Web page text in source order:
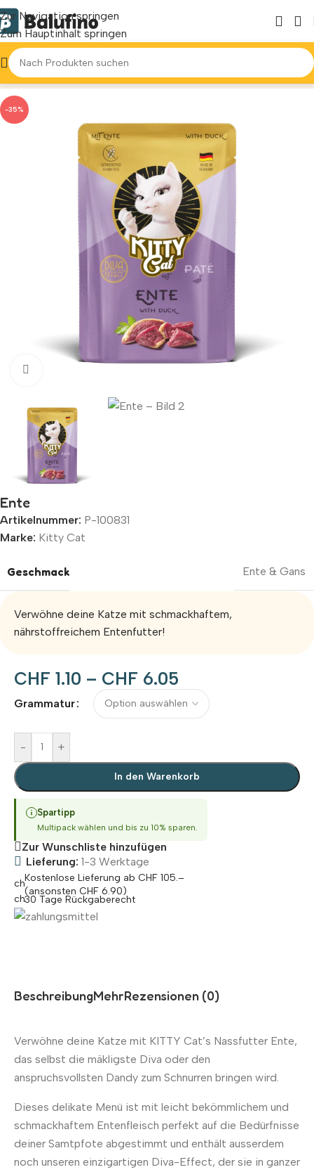
Zur Navigation springen
Zum Hauptinhalt springen
Start
-35%
Ente
Artikelnummer: P-100831
Marke: Kitty Cat
Geschmack Ente & Gans
Verwöhne deine Katze mit schmackhaftem,
nährstoffreichem Entenfutter!
CHF 1.10 – CHF 6.05
Grammatur
- +
In den Warenkorb
Alternative:
Spartipp
Multipack wählen und bis zu 10% sparen.
Zur Wunschliste hinzufügen
Lieferung: 1-3 Werktage
Kostenlose Lieferung ab CHF 105.–
(ansonsten CHF 6.90)
30 Tage Rückgaberecht
BeschreibungMehrRezensionen (0)
Verwöhne deine Katze mit KITTY Cat’s Nassfutter Ente,
das selbst die mäkligste Diva oder den
anspruchsvollsten Dandy zum Schnurren bringen wird.
Dieses delikate Menü ist mit leicht bekömmlichem und
schmackhaftem Entenfleisch perfekt auf die Bedürfnisse
deiner Samtpfote abgestimmt und enthält ausserdem
noch unseren einzigartigen Diva-Effect, der sie in ganzer